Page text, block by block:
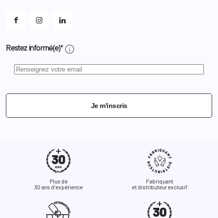
Restez informé(e)* info
Je m'inscris
Plus de
30 ans d'expérience
Fabriquant
et distributeur exclusif